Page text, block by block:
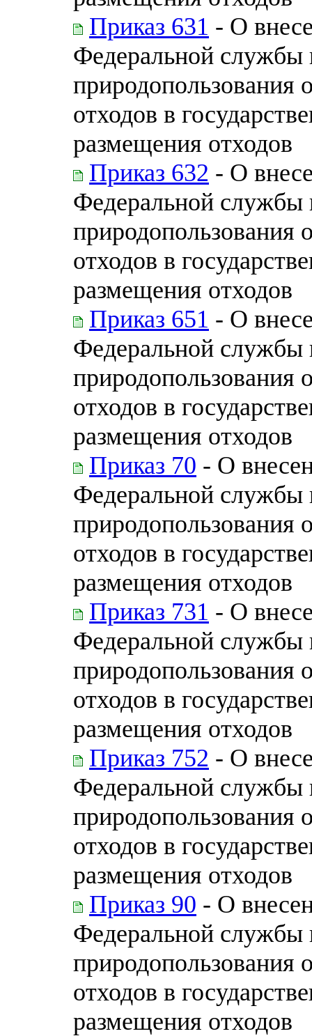
Приказ 631 - О
Федеральной службы
природопользования
отходов в
размещения отходов
Приказ 632 - О
Федеральной службы
природопользования
отходов в
размещения отходов
Приказ 651 - О
Федеральной службы
природопользования
отходов в
размещения отходов
Приказ 70 - О
Федеральной службы
природопользования
отходов в
размещения отходов
Приказ 731 - О
Федеральной службы
природопользования
отходов в
размещения отходов
Приказ 752 - О
Федеральной службы
природопользования
отходов в
размещения отходов
Приказ 90 - О
Федеральной службы
природопользования
отходов в
размещения отходов